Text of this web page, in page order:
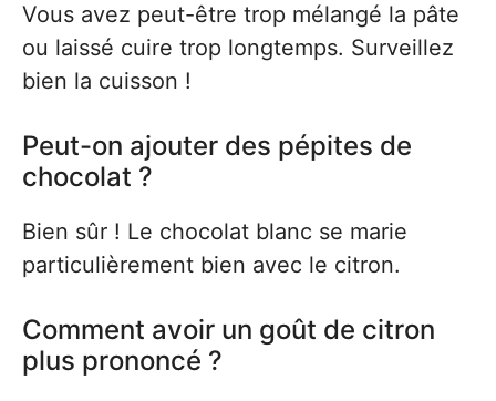
Vous avez peut-être trop mélangé la pâte
ou laissé cuire trop longtemps. Surveillez
bien la cuisson !
Peut-on ajouter des pépites de
chocolat ?
Bien sûr ! Le chocolat blanc se marie
particulièrement bien avec le citron.
Comment avoir un goût de citron
plus prononcé ?